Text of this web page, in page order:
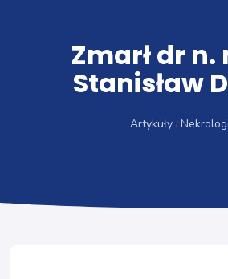
Zmarł dr n.
Stanisław
Artykuły Nekrologi